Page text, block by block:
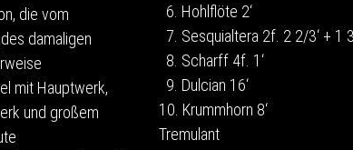
die vom
damaligen
mit Hauptwerk,
und großem
6. Hohlflöte 2‘
7. Sesquialtera 2f. 2 2/3‘ + 1
8. Scharff 4f. 1‘
9. Dulcian 16‘
10. Krummhorn 8‘
Tremulant